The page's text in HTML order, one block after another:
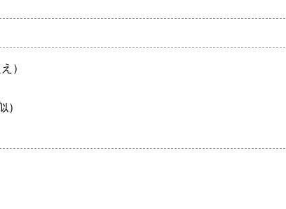
）
）